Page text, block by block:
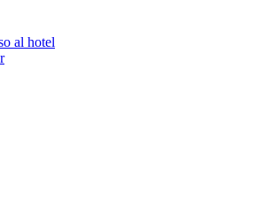
al hotel